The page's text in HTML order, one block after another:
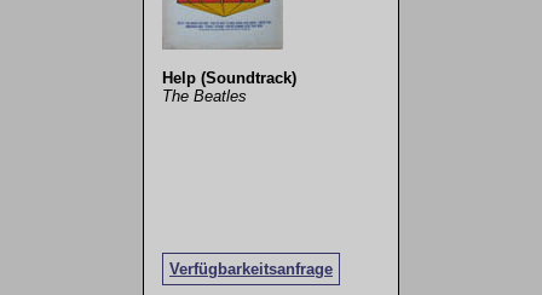
Help (Soundtrack)
The Beatles
Verfügbarkeitsanfrage